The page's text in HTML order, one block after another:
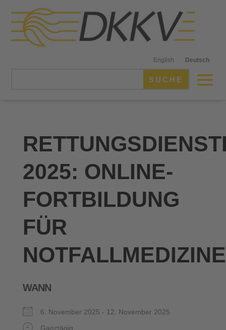
English Deutsch
2025: ONLINE-
FORTBILDUNG
FÜR
WANN
6. November 2025 - 12. November 2025
Ganztägig